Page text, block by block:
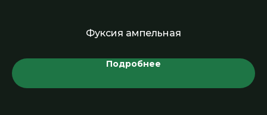
Фуксия ампельная
Подробнее